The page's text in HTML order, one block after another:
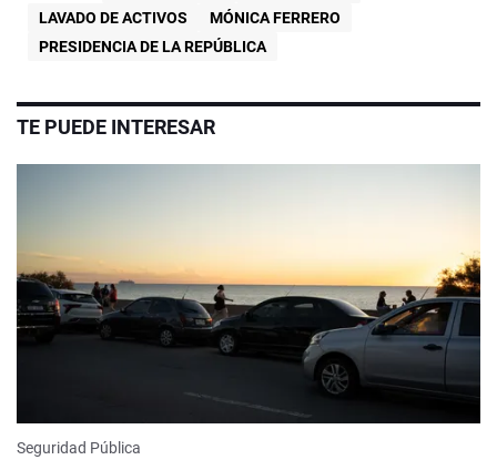
LAVADO DE ACTIVOS
MÓNICA FERRERO
PRESIDENCIA DE LA REPÚBLICA
TE PUEDE INTERESAR
Seguridad Pública